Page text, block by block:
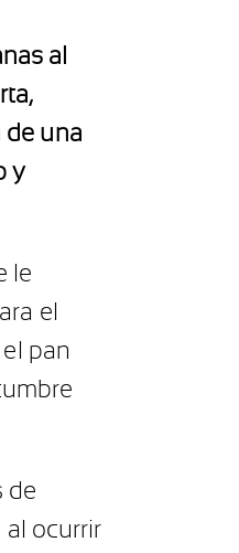
al
de una
y
le
el
pan
de
al ocurrir